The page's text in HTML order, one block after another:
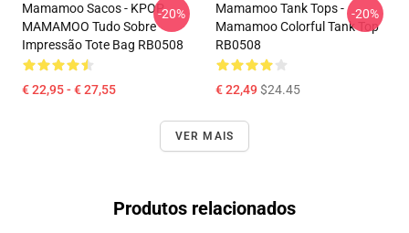
Mamamoo Sacos - KPOP
MAMAMOO Tudo Sobre
Impressão Tote Bag RB0508
€ 22,95 - € 27,55
-20%
Mamamoo Tank Tops -
Mamamoo Colorful Tank Top
RB0508
€ 22,49$24.45
-20%
VER MAIS
Produtos relacionados